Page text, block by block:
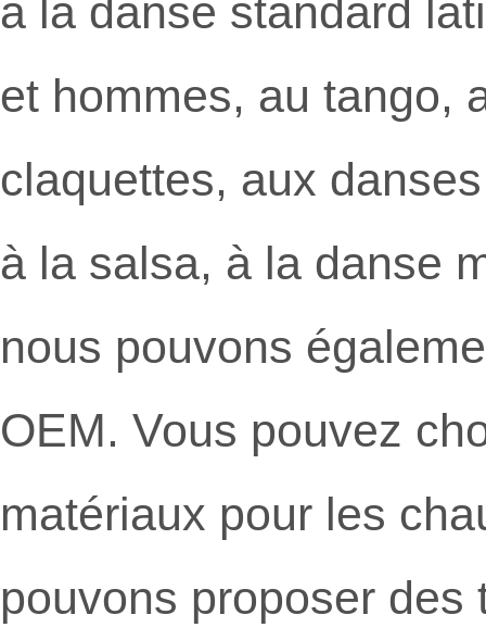
à la danse standard
et hommes, au tango,
claquettes, aux
à la salsa, à la danse
nous pouvons
OEM. Vous pouvez
matériaux pour les
pouvons proposer